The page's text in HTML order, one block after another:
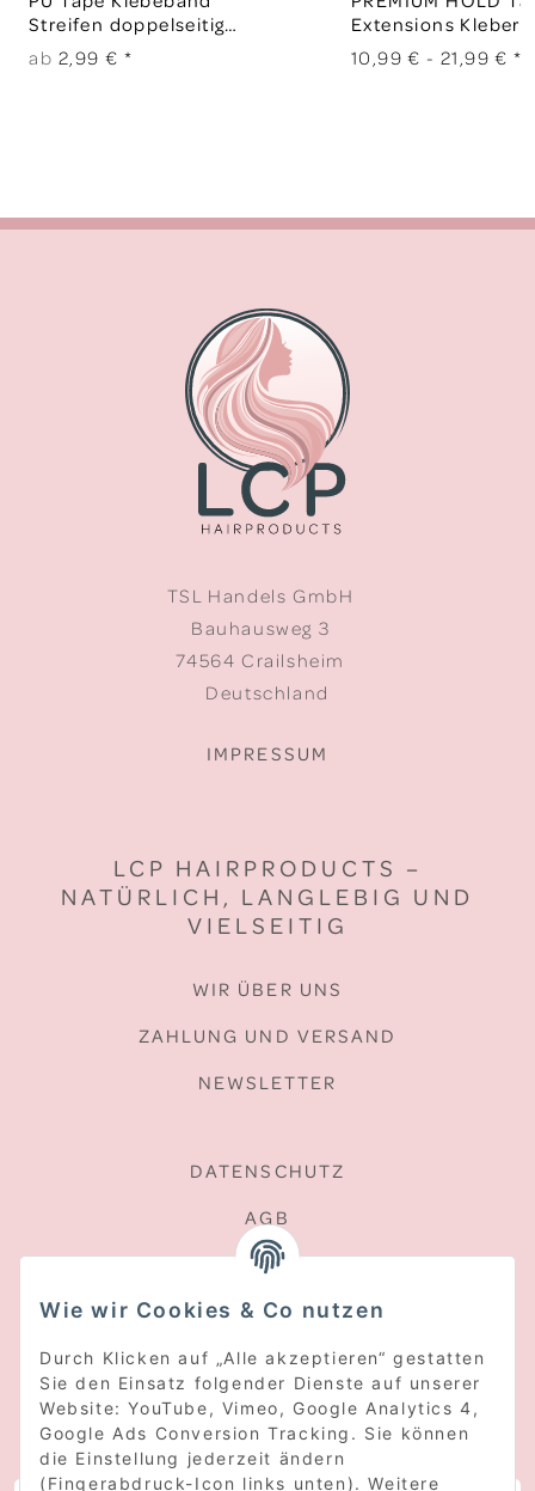
Streifen doppelseitig
transparent 10 x 4 cm
ab 2,99 € *
Extensions
10,99 € - 21,99 €*
TSL Handels GmbH
Bauhausweg 3
74564 Crailsheim
Deutschland
IMPRESSUM
LCP HAIRPRODUCTS –
NATÜRLICH, LANGLEBIG UND
VIELSEITIG
WIR ÜBER UNS
ZAHLUNG UND VERSAND
NEWSLETTER
DATENSCHUTZ
AGB
SITEMAP
WIDERRUFSRECHT
NEWSLETTER ABONNIEREN
Wie wir Cookies & Co nutzen
Durch Klicken auf „Alle akzeptieren“ gestatten
Sie den Einsatz folgender Dienste auf unserer
Website: YouTube, Vimeo, Google Analytics 4,
Google Ads Conversion Tracking. Sie können
die Einstellung jederzeit ändern
(Fingerabdruck-Icon links unten). Weitere